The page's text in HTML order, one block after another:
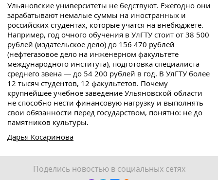
Ульяновские университеты не бедствуют. Ежегодно они
зарабатывают немалые суммы на иностранных и
российских студентах, которые учатся на внебюджете.
Например, год очного обучения в УлГТУ стоит от 38 500
рублей (издательское дело) до 156 470 рублей
(нефтегазовое дело на инженерном факультете
международного института), подготовка специалиста
среднего звена — до 54 200 рублей в год. В УлГТУ более
12 тысяч студентов, 12 факультетов. Почему
крупнейшее учебное заведение Ульяновской области
не способно нести финансовую нагрузку и выполнять
свои обязанности перед государством, понятно: не до
памятников культуры.
Дарья Косаринова
Поделись новостью в социальных сетях